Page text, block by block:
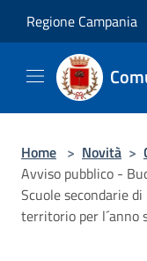
Regione Campania
Home > Novità >
Avviso pubblico -
Scuole secondarie
territorio per l´anno